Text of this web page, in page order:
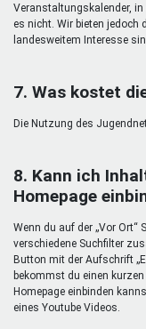
Veranstaltungskalender,
es nicht. Wir bieten jedoch
landesweitem Interesse
7. Was kostet
Die Nutzung des
8. Kann ich
Homepage
Wenn du auf der „Vor Ort“
verschiedene Suchfilter
Button mit der Aufschrift
bekommst du einen
Homepage einbinden
eines Youtube Videos.